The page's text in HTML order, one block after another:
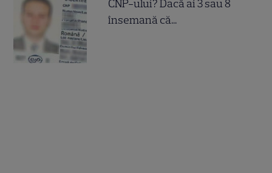
CNP-ului? Dacă ai 3 sau 8
însemană că...